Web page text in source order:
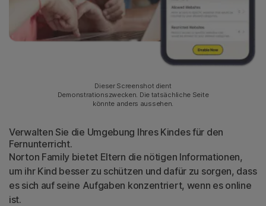
Dieser Screenshot dient
Demonstrationszwecken. Die tatsächliche Seite
könnte anders aussehen.
Verwalten Sie die Umgebung Ihres Kindes für den
Fernunterricht.
Norton Family bietet Eltern die nötigen Informationen,
um ihr Kind besser zu schützen und dafür zu sorgen, dass
es sich auf seine Aufgaben konzentriert, wenn es online
ist.